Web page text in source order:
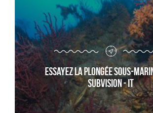
Essayez la plongée sous-
Subvision - it